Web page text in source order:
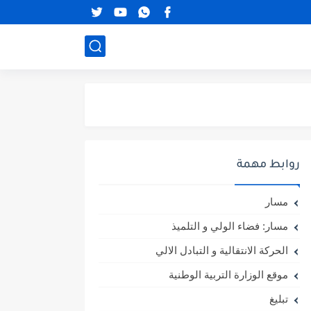
روابط مهمة
مسار
مسار: فضاء الولي و التلميذ
الحركة الانتقالية و التبادل الالي
موقع الوزارة التربية الوطنية
تبليغ